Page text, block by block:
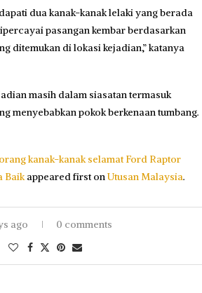
dua kanak-kanak lelaki yang berada
pasangan kembar berdasarkan
ditemukan di lokasi kejadian,” katanya
masih dalam siasatan termasuk
menyebabkan pokok berkenaan tumbang.
kanak-kanak selamat Ford Raptor
Baikappeared first onUtusan Malaysia.
ago 0 comments